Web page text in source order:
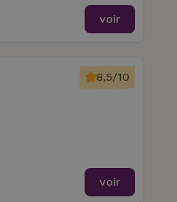
voir
8,5/10
voir